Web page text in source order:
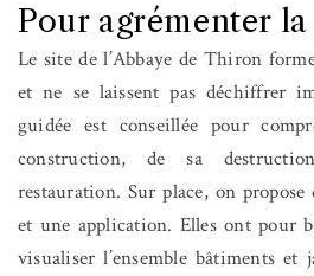
Pour agrémenter
Le site de l’Abbaye de Thiron
et ne se laissent pas déchiffrer
guidée est conseillée pour
construction, de sa
restauration. Sur place, on propose
et une application. Elles ont pour
visualiser l’ensemble bâtiments